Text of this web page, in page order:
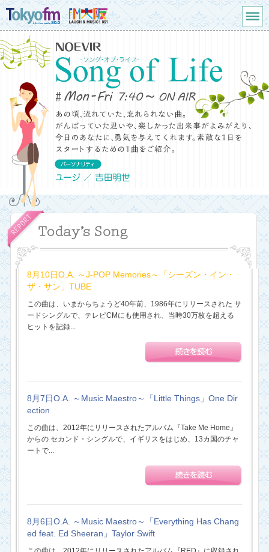
8月10日O.A. ～J-POP Memories～「シーズン・イン・
ザ・サン」TUBE
この曲は、いまからちょうど40年前、1986年にリリースされた サ
ードシングルで、テレビCMにも使用され、当時30万枚を超える
ヒットを記録...
8月7日O.A. ～Music Maestro～「Little Things」One Dir
ection
この曲は、2012年にリリースされたアルバム『Take Me Home』
からの セカンド・シングルで、イギリスをはじめ、13カ国のチャ
ートで...
8月6日O.A. ～Music Maestro～「Everything Has Chang
ed feat. Ed Sheeran」Taylor Swift